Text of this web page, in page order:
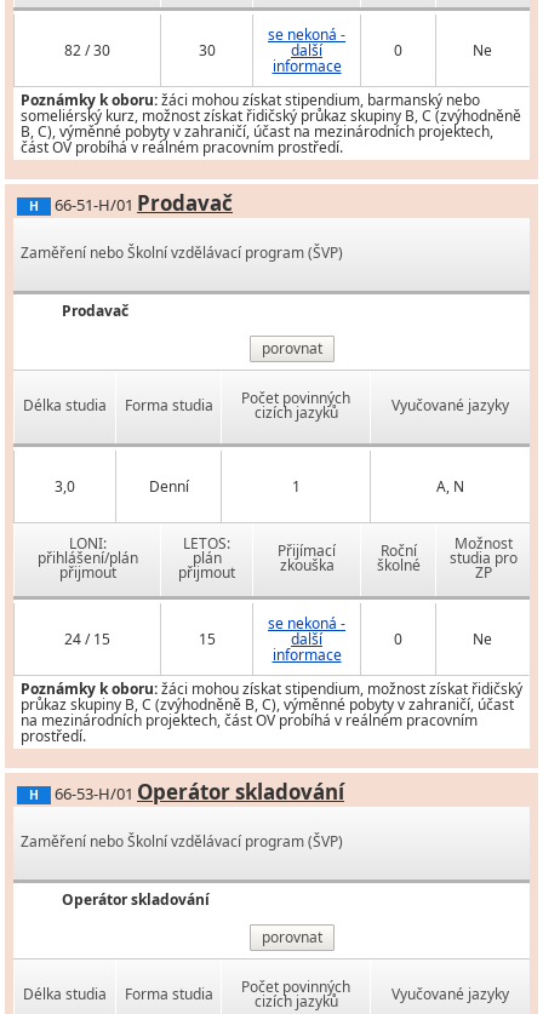
82 / 30 30
se nekoná -
další
informace
0 Ne
Poznámky k oboru:žáci mohou získat stipendium, barmanský nebo
someliérský kurz, možnost získat řidičský průkaz skupiny B, C (zvýhodněně
B, C), výměnné pobyty v zahraničí, účast na mezinárodních projektech,
část OV probíhá v reálném pracovním prostředí.
H 66-51-H/01 Prodavač
Zaměření nebo Školní vzdělávací program (ŠVP)
Prodavač
porovnat
Délka studia Forma studia Počet povinných
cizích jazyků Vyučované jazyky
3,0 Denní 1 A, N
LONI:
přihlášení/plán
přijmout
LETOS:
plán
přijmout
Přijímací
zkouška
Roční
školné
Možnost
studia pro
ZP
24 / 15 15
se nekoná -
další
informace
0 Ne
Poznámky k oboru:žáci mohou získat stipendium, možnost získat řidičský
průkaz skupiny B, C (zvýhodněně B, C), výměnné pobyty v zahraničí, účast
na mezinárodních projektech, část OV probíhá v reálném pracovním
prostředí.
H 66-53-H/01 Operátor skladování
Zaměření nebo Školní vzdělávací program (ŠVP)
Operátor skladování
porovnat
Délka studia Forma studia Počet povinných
cizích jazyků Vyučované jazyky